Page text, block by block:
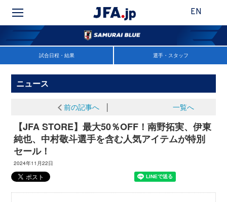
EN
試合日程・結果 選手・スタッフ
ニュース
前の記事へ│ 一覧へ
【JFA STORE】最大50％OFF！南野拓実、伊東
純也、中村敬斗選手を含む人気アイテムが特別
セール！
2024年11月22日